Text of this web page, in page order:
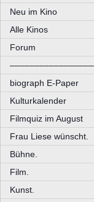
Neu im Kino
Alle Kinos
Forum
biograph E-Paper
Kulturkalender
Filmquiz im August
Frau Liese wünscht.
Bühne.
Film.
Kunst.